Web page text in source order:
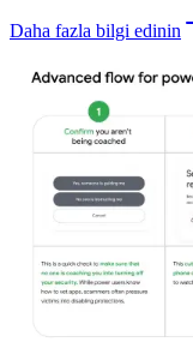
Daha fazla bilgi edinin